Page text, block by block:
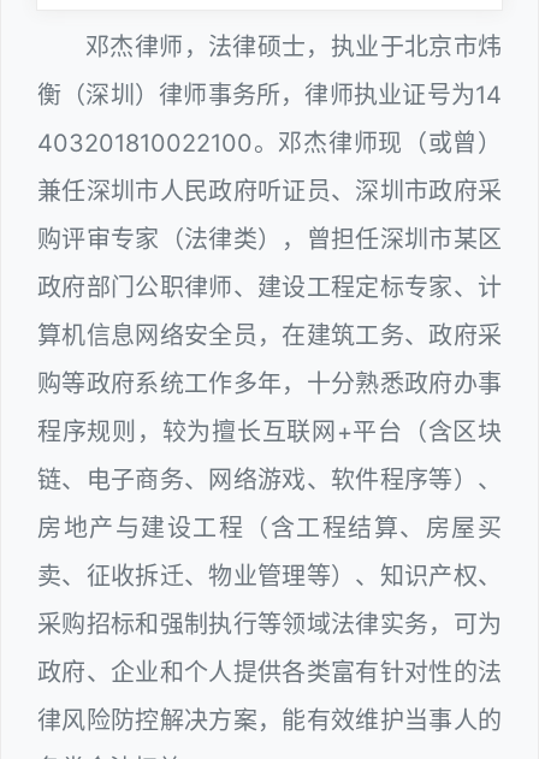
邓杰律师，法律硕士，执业于北京市炜
衡（深圳）律师事务所，律师执业证号为14
403201810022100。邓杰律师现（或曾）
兼任深圳市人民政府听证员、深圳市政府采
购评审专家（法律类），曾担任深圳市某区
政府部门公职律师、建设工程定标专家、计
算机信息网络安全员，在建筑工务、政府采
购等政府系统工作多年，十分熟悉政府办事
程序规则，较为擅长互联网+平台（含区块
链、电子商务、网络游戏、软件程序等）、
房地产与建设工程（含工程结算、房屋买
卖、征收拆迁、物业管理等）、知识产权、
采购招标和强制执行等领域法律实务，可为
政府、企业和个人提供各类富有针对性的法
律风险防控解决方案，能有效维护当事人的